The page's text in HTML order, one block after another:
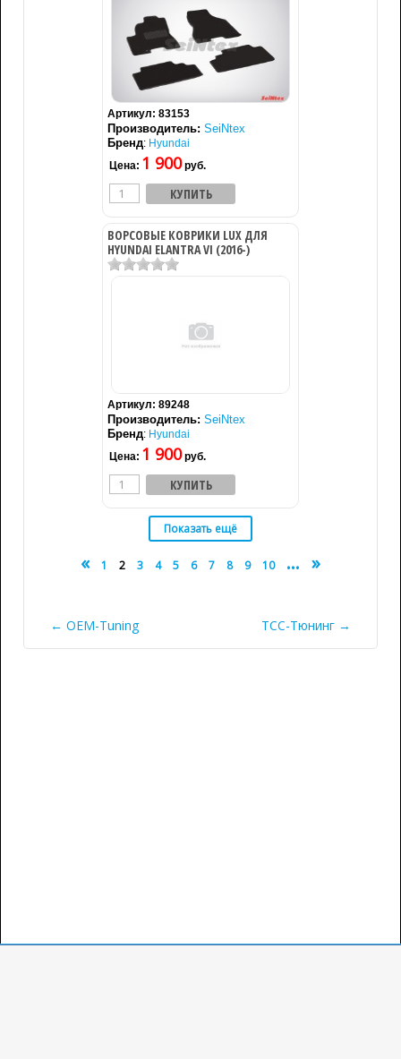
Артикул: 83153
Производитель: SeiNtex
Бренд: Hyundai
Цена: 1 900руб.
ВОРСОВЫЕ КОВРИКИ LUX ДЛЯ
HYUNDAI ELANTRA VI (2016-)
Артикул: 89248
Производитель: SeiNtex
Бренд: Hyundai
Цена: 1 900руб.
« 1 2 3 4 5 6 7 8 9 10 ... »
← OEM-Tuning ТСС-Тюнинг →